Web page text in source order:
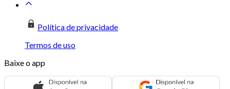
Política de privacidade
Termos de uso
Baixe o app